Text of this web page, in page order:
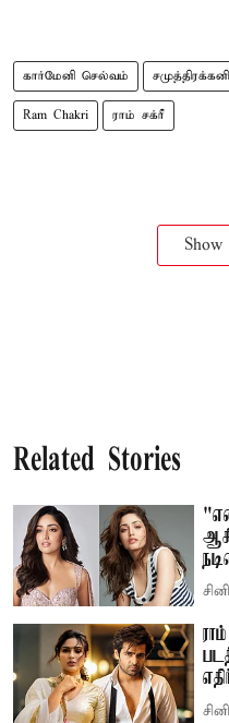
கார்மேனி செல்வம் சமுத்திரக்கனி
Ram Chakri ராம் சக்ரீ
Show
Related Stories